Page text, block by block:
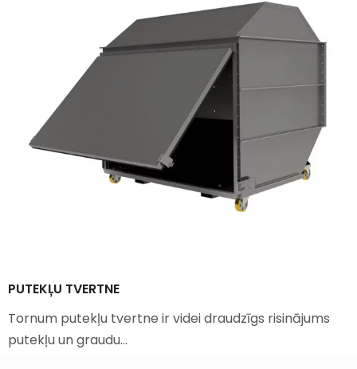
PUTEKĻU TVERTNE
Tornum putekļu tvertne ir videi draudzīgs risinājums
putekļu un graudu…